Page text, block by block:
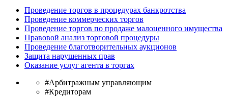
Проведение торгов в процедурах банкротства
Проведение коммерческих торгов
Проведение торгов по продаже малоценного имущества
Правовой анализ торговой процедуры
Проведение благотворительных аукционов
Защита нарушенных прав
Оказание услуг агента в торгах
#Арбитражным управляющим
#Кредиторам